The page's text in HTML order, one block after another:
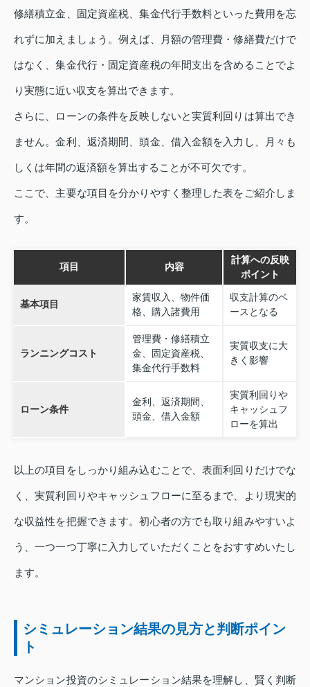
修繕積立金、固定資産税、集金代行手数料といった費用を忘
れずに加えましょう。例えば、月額の管理費・修繕費だけで
はなく、集金代行・固定資産税の年間支出を含めることでよ
り実態に近い収支を算出できます。
さらに、ローンの条件を反映しないと実質利回りは算出でき
ません。金利、返済期間、頭金、借入金額を入力し、月々も
しくは年間の返済額を算出することが不可欠です。
ここで、主要な項目を分かりやすく整理した表をご紹介しま
す。
項目 内容
計算への反映
ポイント
基本項目
家賃収入、物件価
格、購入諸費用
収支計算のベ
ースとなる
ランニングコスト
管理費・修繕積立
金、固定資産税、
集金代行手数料
実質収支に大
きく影響
ローン条件
金利、返済期間、
頭金、借入金額
実質利回りや
キャッシュフ
ローを算出
以上の項目をしっかり組み込むことで、表面利回りだけでな
く、実質利回りやキャッシュフローに至るまで、より現実的
な収益性を把握できます。初心者の方でも取り組みやすいよ
う、一つ一つ丁寧に入力していただくことをおすすめいたし
ます。
シミュレーション結果の見方と判断ポイン
ト
マンション投資のシミュレーション結果を理解し、賢く判断